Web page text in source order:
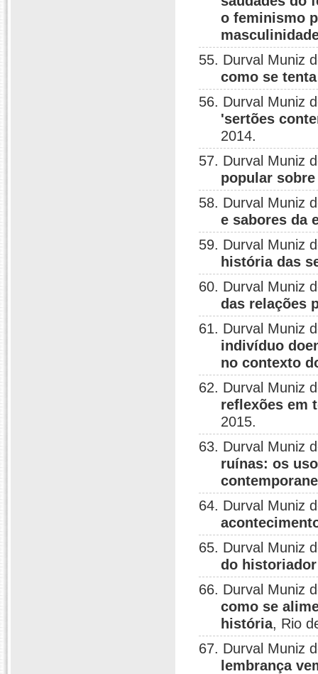
o feminismo
55. Durval Muniz
como se
56. Durval Muniz
'sertões
2014.
57. Durval Muniz
popular sobre
58. Durval Muniz
e sabores da
59. Durval Muniz
história das
60. Durval Muniz
das relações
61. Durval Muniz
indivíduo
no contexto
62. Durval Muniz
reflexões em
2015.
63. Durval Muniz
ruínas: os
64. Durval Muniz
65. Durval Muniz
do
66. Durval Muniz
como se
história, Rio
67. Durval Muniz
lembrança